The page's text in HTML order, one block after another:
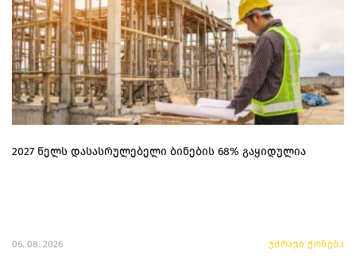
2027 წელს დასასრულებელი ბინების 68% გაყიდულია
06. 08. 2026 უძრავი ქონება